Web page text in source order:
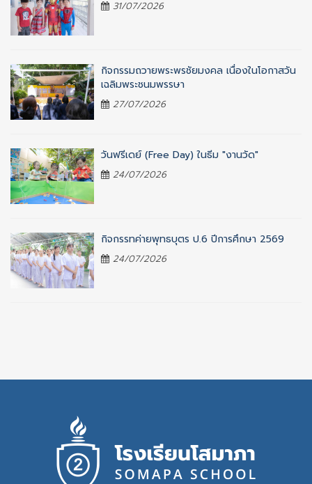
31/07/2026
กิจกรรมถวายพระพรชัยมงคล เนื่องในโอกาสวัน
เฉลิมพระชนมพรรษา
27/07/2026
วันฟรีเดย์ (Free Day) ในธีม "งานวัด"
24/07/2026
กิจกรรทค่ายพุทธบุตร ป.6 ปีการศึกษา 2569
24/07/2026